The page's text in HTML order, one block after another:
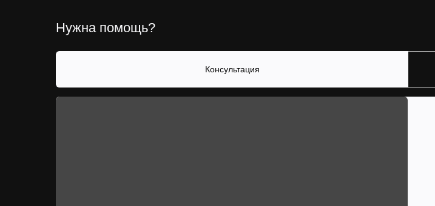
Нужна помощь?
Консультация